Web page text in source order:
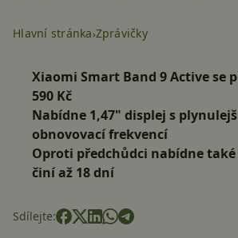
Hlavní stránka Zprávičky
Xiaomi Smart Band 9 Active se
590 Kč
Nabídne 1,47" displej s
obnovovací frekvencí
Oproti předchůdci nabídne také
činí až 18 dní
Sdílejte: